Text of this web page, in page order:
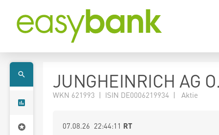
JUNGHEINRICH AG
WKN 621993 | ISIN DE0006219934 | Aktie
07.08.26 22:44:11 RT